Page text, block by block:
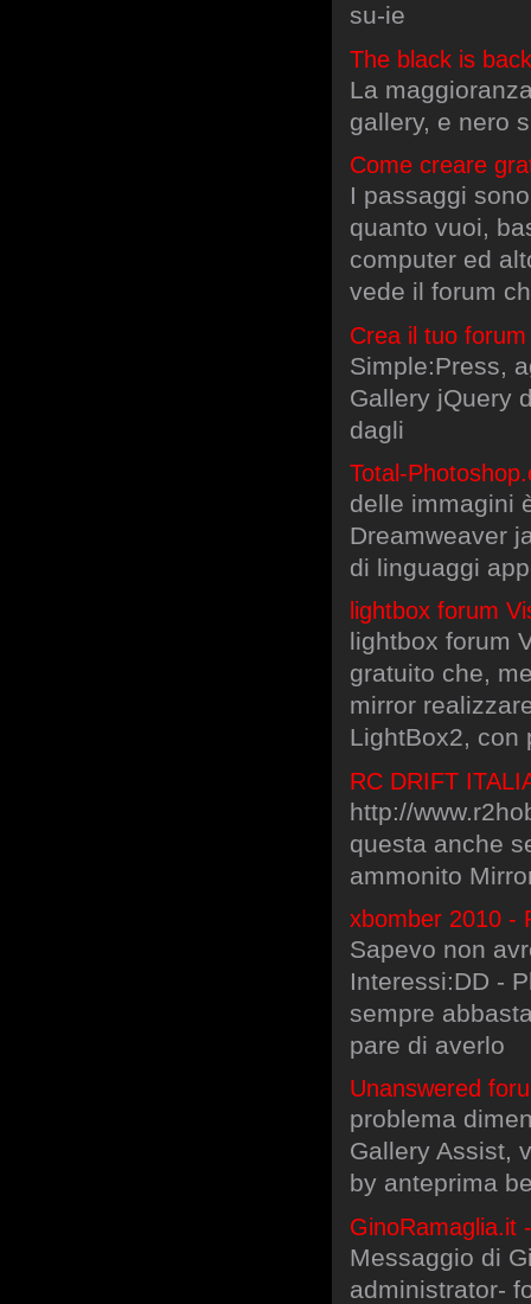
su-ie
The black is
La
gallery, e nero
Come creare
I passaggi
quanto vuoi,
computer ed
vede il forum
Crea il tuo
Simple:Press,
Gallery jQuery
dagli
Total-
delle immagini
Dreamweaver
di linguaggi
lightbox forum
lightbox forum
gratuito che,
mirror
LightBox2, con
RC DRIFT
http://
questa anche
ammonito
xbomber 2010 -
Sapevo non
Interessi:DD -
sempre
pare di averlo
Unanswered
problema
Gallery Assist,
by anteprima
GinoRamaglia.it
Messaggio di
administrator-